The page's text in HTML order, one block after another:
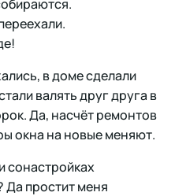
в доме сделали
валять друг друга в
Да, насчёт ремонтов
окна на новые меняют.
сонастройках
Да простит меня